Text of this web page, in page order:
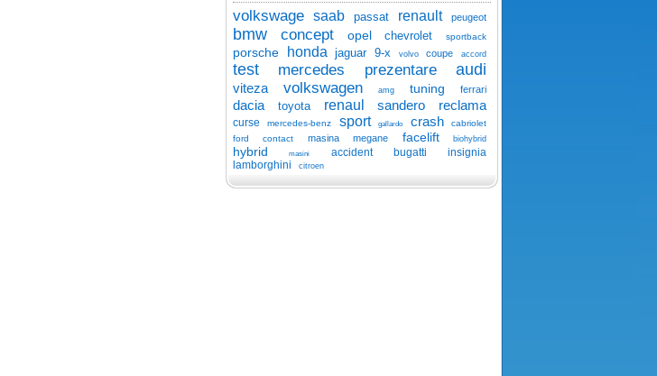
volkswage saab passat renault peugeot
bmw concept opel chevrolet sportback
porsche honda jaguar 9-x volvo coupe accord
test mercedes prezentare audi
viteza volkswagen amg tuning ferrari
dacia toyota renaul sandero reclama
curse mercedes-benz sport gallardo crash
cabriolet
ford
contact masina megane facelift biohybrid
hybrid masini accident bugatti
insignia
lamborghini
citroen